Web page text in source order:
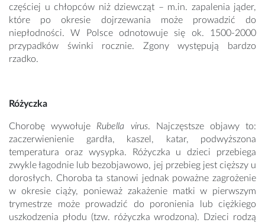
częściej u chłopców niż dziewcząt – m.in. zapalenia jąder,
które po okresie dojrzewania może prowadzić do
niepłodności. W Polsce odnotowuje się ok. 1500-2000
przypadków świnki rocznie. Zgony występują bardzo
rzadko.
Różyczka
Chorobę wywołuje Rubella virus. Najczęstsze objawy to:
zaczerwienienie gardła, kaszel, katar, podwyższona
temperatura oraz wysypka. Różyczka u dzieci przebiega
zwykle łagodnie lub bezobjawowo, jej przebieg jest cięższy u
dorosłych. Choroba ta stanowi jednak poważne zagrożenie
w okresie ciąży, ponieważ zakażenie matki w pierwszym
trymestrze może prowadzić do poronienia lub ciężkiego
uszkodzenia płodu (tzw. różyczka wrodzona). Dzieci rodzą